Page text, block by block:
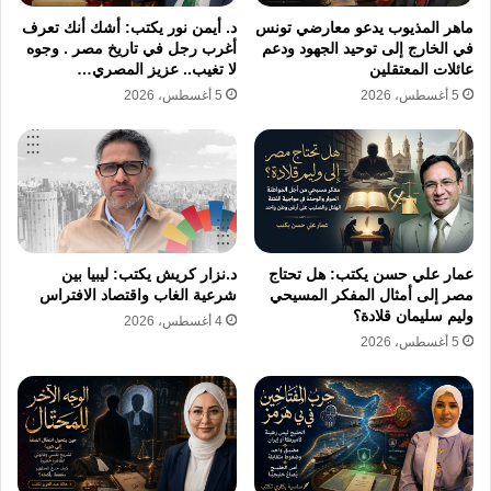
الاحتلال إلى تقويض حكم الحركة بعدوان عام
2008م، وثانٍ عام 2012م، وثالث عام 2014م،
2021 ولكن أنّى للعدوان أن يفتّ في عضد حماس.
قطاع غزة، تطوير القدرات العسكرية للمقاومة
الفلسطينية، وتوفير بيئة شعبية حاضنة للمقاومين
والفعل الفلسطيني المقاوم، وهو ما تفتقده ساحة
الضفة المحتلة. فأخذت حماس على عاتقها أن
تكون درعًا حامية لشعبنا، فسطرت سجلًا حافلًا من
العمل المقاوم الذي أساء وجه الاحتلال وقادته،
وكان آخره في معركة سيف القدس والتي أثبتت
فيه أنها درعًا لشعبنا في كل أمكان وجوده، وأن
سلاحها سيف تقطع به يد كل من يحاول المس
ماهر المذيوب يدعو معارضي تونس
في الخارج إلى توحيد الجهود ودعم
عائلات المعتقلين
5 أغسطس، 2026
د. أيمن نور يكتب: أشك أنك تعرف
أغرب رجل في تاريخ مصر . وجوه
لا تغيب.. عزيز المصري…
5 أغسطس، 2026
عمار علي حسن يكتب: هل تحتاج
مصر إلى أمثال المفكر المسيحي
وليم سليمان قلادة؟
5 أغسطس، 2026
د.نزار كريش يكتب: ليبيا بين
شرعية الغاب واقتصاد الافتراس
4 أغسطس، 2026